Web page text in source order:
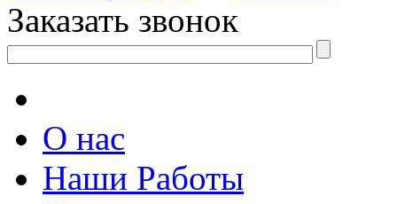
Заказать звонок
О нас
Наши Работы